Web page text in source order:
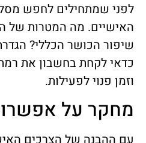
לפני שמתחילים לחפש
האישיים. מה המטרות של
שיפור הכושר הכללי?
כדאי לקחת בחשבון את
וזמן פנוי לפעילות.
מחקר על